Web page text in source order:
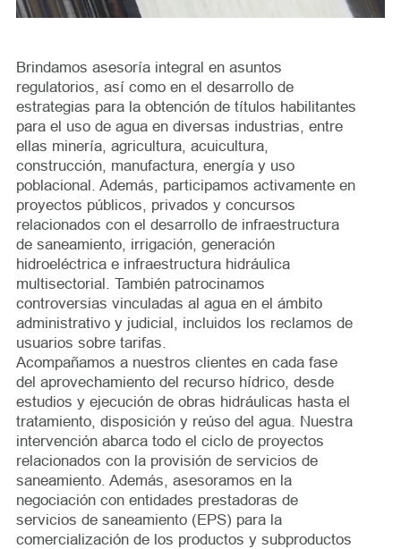
Brindamos asesoría integral en asuntos
regulatorios, así como en el desarrollo de
estrategias para la obtención de títulos habilitantes
para el uso de agua en diversas industrias, entre
ellas minería, agricultura, acuicultura,
construcción, manufactura, energía y uso
poblacional. Además, participamos activamente en
proyectos públicos, privados y concursos
relacionados con el desarrollo de infraestructura
de saneamiento, irrigación, generación
hidroeléctrica e infraestructura hidráulica
multisectorial. También patrocinamos
controversias vinculadas al agua en el ámbito
administrativo y judicial, incluidos los reclamos de
usuarios sobre tarifas.
Acompañamos a nuestros clientes en cada fase
del aprovechamiento del recurso hídrico, desde
estudios y ejecución de obras hidráulicas hasta el
tratamiento, disposición y reúso del agua. Nuestra
intervención abarca todo el ciclo de proyectos
relacionados con la provisión de servicios de
saneamiento. Además, asesoramos en la
negociación con entidades prestadoras de
servicios de saneamiento (EPS) para la
comercialización de los productos y subproductos